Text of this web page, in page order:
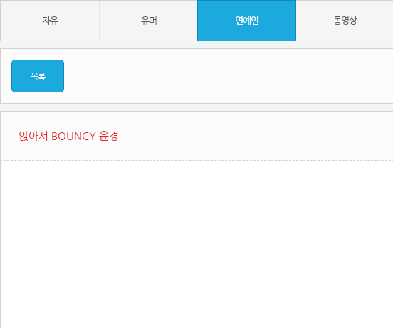
자유 유머 연예인 동영상
목록
앉아서 BOUNCY 윤경